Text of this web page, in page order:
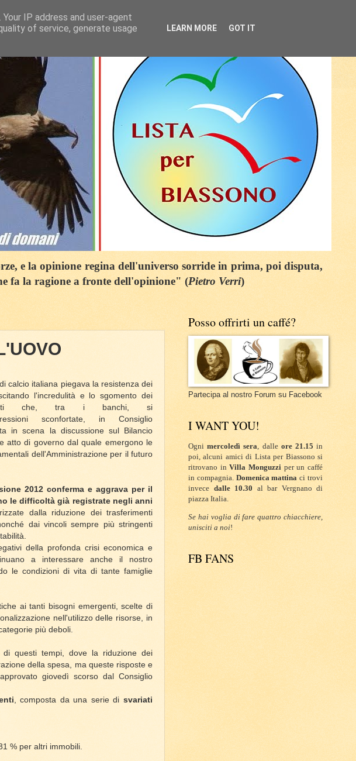
e la opinione regina dell'universo sorride in prima, poi disputa,
fa la ragione a fronte dell'opinione" (Pietro Verri)
calcio italiana piegava la resistenza dei
l'incredulità e lo sgomento dei
che, tra i banchi, si
sconfortate, in Consiglio
in scena la discussione sul Bilancio
atto di governo dal quale emergono le
dell'Amministrazione per il futuro
2012 conferma e aggrava per il
le difficoltà già registrate negli anni
dalla riduzione dei trasferimenti
dai vincoli sempre più stringenti
della profonda crisi economica e
a interessare anche il nostro
le condizioni di vita di tante famiglie
ai tanti bisogni emergenti, scelte di
nell'utilizzo delle risorse, in
più deboli.
questi tempi, dove la riduzione dei
della spesa, ma queste risposte e
giovedì scorso dal Consiglio
, composta da una serie disvariati
% per altri immobili.
Posso offrirti un caffé?
Partecipa al nostro Forum su Facebook
I WANT YOU!
Ognimercoledì sera , dalle ore 21.15 in
poi, alcuni amici di Lista per Biassono si
ritrovano inVilla Monguzzi per un caffé
in compagnia. Domenica mattina ci trovi
invece dalle 10.30 al bar Vergnano di
piazza Italia.
Se hai voglia di fare quattro chiacchiere,
unisciti a noi!
FB FANS
IP address and user-agent
of service, generate usage
LEARN MORE GOT IT